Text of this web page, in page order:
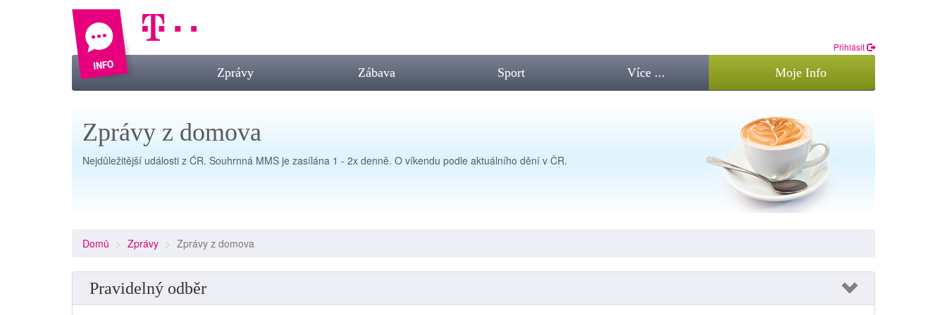
Přihlásit
Zprávy Zábava Sport Více ... Moje Info
Zprávy z domova
Nejdůležitější události z ĆR. Souhrnná MMS je zasílána 1 - 2x denně. O víkendu podle aktuálního dění v ČR.
Domů Zprávy Zprávy z domova
Pravidelný odběr